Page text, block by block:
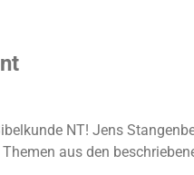
NT! Jens
aus den